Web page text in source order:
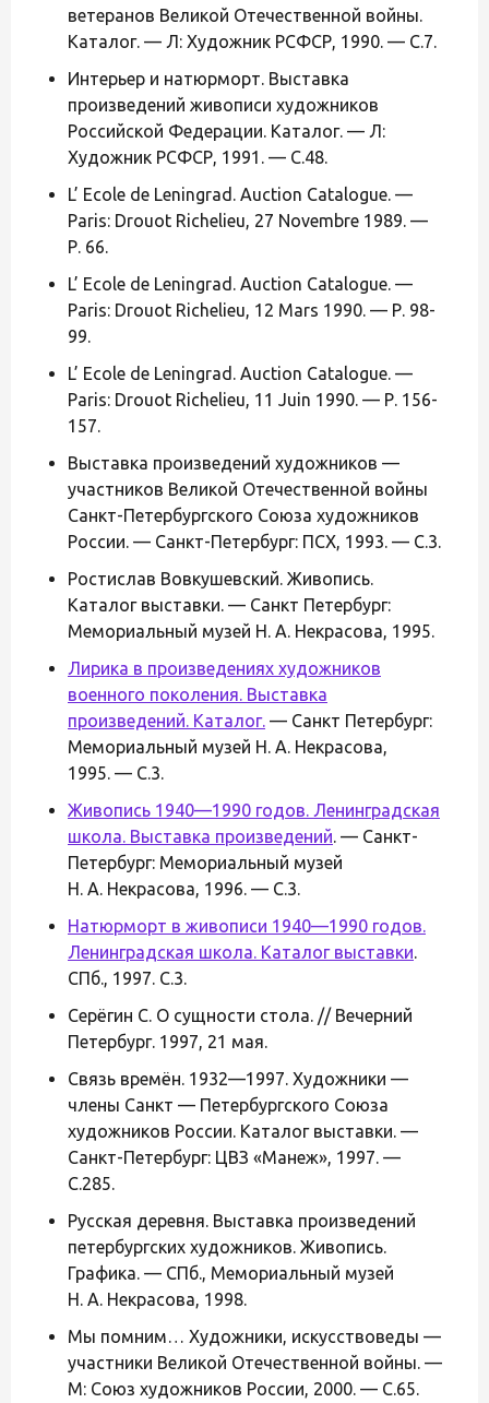
ветеранов Великой Отечественной войны.
Каталог. — Л: Художник РСФСР, 1990. — С.7.
Интерьер и натюрморт. Выставка
произведений живописи художников
Российской Федерации. Каталог. — Л:
Художник РСФСР, 1991. — С.48.
L’ Ecole de Leningrad. Auction Catalogue. —
Paris: Drouot Richelieu, 27 Novembre 1989. —
Р. 66.
L’ Ecole de Leningrad. Auction Catalogue. —
Paris: Drouot Richelieu, 12 Mars 1990. — Р. 98-
99.
L’ Ecole de Leningrad. Auction Catalogue. —
Paris: Drouot Richelieu, 11 Juin 1990. — Р. 156-
157.
Выставка произведений художников —
участников Великой Отечественной войны
Санкт-Петербургского Союза художников
России. — Санкт-Петербург: ПСХ, 1993. — С.3.
Ростислав Вовкушевский. Живопись.
Каталог выставки. — Санкт Петербург:
Мемориальный музей Н. А. Некрасова, 1995.
Лирика в произведениях художников
военного поколения. Выставка
произведений. Каталог. — Санкт Петербург:
Мемориальный музей Н. А. Некрасова,
1995. — С.3.
Живопись 1940—1990 годов. Ленинградская
школа. Выставка произведений. — Санкт-
Петербург: Мемориальный музей
Н. А. Некрасова, 1996. — С.3.
Натюрморт в живописи 1940—1990 годов.
Ленинградская школа. Каталог выставки.
СПб., 1997. С.3.
Серёгин С. О сущности стола. // Вечерний
Петербург. 1997, 21 мая.
Связь времён. 1932—1997. Художники —
члены Санкт — Петербургского Союза
художников России. Каталог выставки. —
Санкт-Петербург: ЦВЗ «Манеж», 1997. —
С.285.
Русская деревня. Выставка произведений
петербургских художников. Живопись.
Графика. — СПб., Мемориальный музей
Н. А. Некрасова, 1998.
Мы помним… Художники, искусствоведы —
участники Великой Отечественной войны. —
М: Союз художников России, 2000. — С.65.